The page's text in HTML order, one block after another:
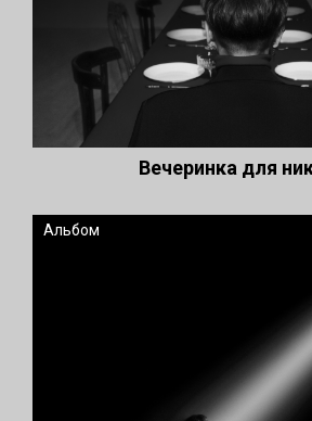
Вечеринка для
Альбом